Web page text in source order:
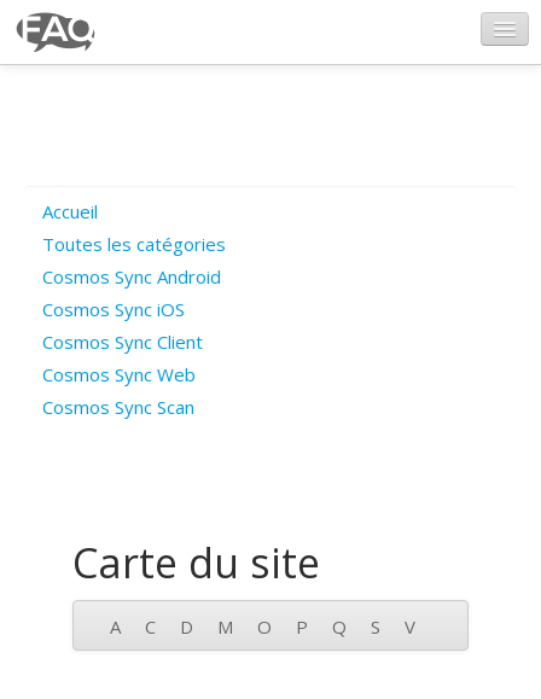
Poser une question
Questions ouvertes
Connexion
Accueil
Toutes les catégories
Cosmos Sync Android
Cosmos Sync iOS
Cosmos Sync Client
Cosmos Sync Web
Cosmos Sync Scan
Carte du site
A C D M O P Q S V